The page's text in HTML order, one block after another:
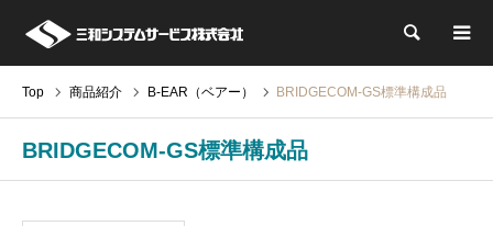
検索
Top 商品紹介 B-EAR（ベアー） BRIDGECOM-GS標準構成品
BRIDGECOM-GS標準構成品